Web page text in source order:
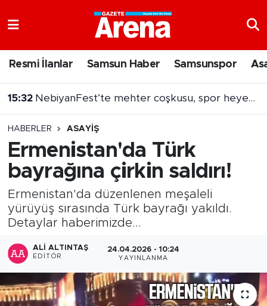
Resmi İlanlar Samsun Haber Samsunspor
15:32 NebiyanFest’te mehter coşkusu, spor heyecanı
HABERLER ASAYIŞ
Ermenistan'da Türk
bayrağına çirkin saldırı!
Ermenistan'da düzenlenen meşaleli
yürüyüş sırasında Türk bayrağı yakıldı.
Detaylar haberimizde...
ALI ALTINTAŞ
EDITÖR
24.04.2026 - 10:24
YAYINLANMA
Samsun Namaz Vakitleri
Trafik Durumu
Süper Lig Puan Durumu ve Fikstür
Tüm Manşetler
Son Dakika Haberleri
Haber Arşivi